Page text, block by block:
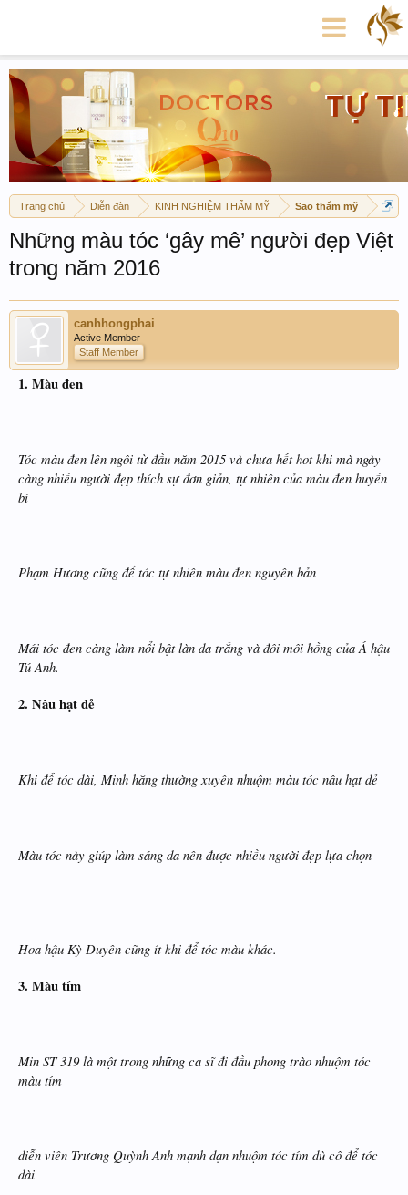
Trang chủ Diễn đàn KINH NGHIỆM THẨM MỸ Sao thẩm mỹ
Những màu tóc ‘gây mê’ người đẹp Việt
trong năm 2016
canhhongphai
Active Member
Staff Member
1. Màu đen
Tóc màu đen lên ngôi từ đầu năm 2015 và chưa hết hot khi mà ngày
càng nhiều người đẹp thích sự đơn giản, tự nhiên của màu đen huyền
bí
Phạm Hương cũng để tóc tự nhiên màu đen nguyên bản
Mái tóc đen càng làm nổi bật làn da trắng và đôi môi hồng của Á hậu
Tú Anh.
2. Nâu hạt dẻ
Khi để tóc dài, Minh hằng thường xuyên nhuộm màu tóc nâu hạt dẻ
Màu tóc này giúp làm sáng da nên được nhiều người đẹp lựa chọn
Hoa hậu Kỳ Duyên cũng ít khi để tóc màu khác.
3. Màu tím
Min ST 319 là một trong những ca sĩ đi đầu phong trào nhuộm tóc
màu tím
diễn viên Trương Quỳnh Anh mạnh dạn nhuộm tóc tím dù cô để tóc
dài